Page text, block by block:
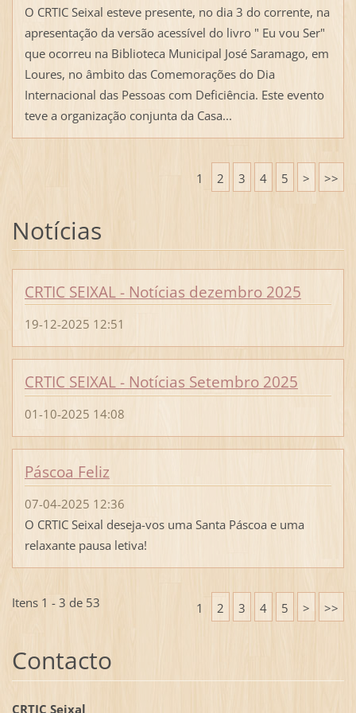
O CRTIC Seixal esteve presente, no dia 3 do corrente, na
apresentação da versão acessível do livro " Eu vou Ser"
que ocorreu na Biblioteca Municipal José Saramago, em
Loures, no âmbito das Comemorações do Dia
Internacional das Pessoas com Deficiência. Este evento
teve a organização conjunta da Casa...
1 2 3 4 5 > >>
Notícias
CRTIC SEIXAL - Notícias dezembro 2025
19-12-2025 12:51
CRTIC SEIXAL - Notícias Setembro 2025
01-10-2025 14:08
Páscoa Feliz
07-04-2025 12:36
O CRTIC Seixal deseja-vos uma Santa Páscoa e uma
relaxante pausa letiva!
Itens 1 - 3 de 53 1 2 3 4 5 > >>
Contacto
CRTIC Seixal